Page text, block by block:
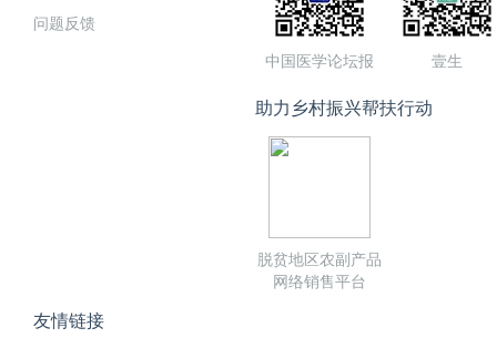
问题反馈
中国医学论坛报 壹生
助力乡村振兴帮扶行动
脱贫地区农副产品
网络销售平台
友情链接